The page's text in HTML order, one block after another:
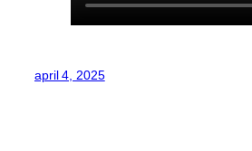
april 4, 2025